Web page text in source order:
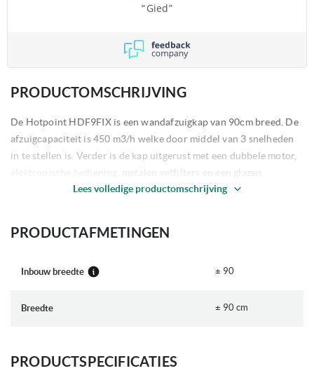
Gied
PRODUCTOMSCHRIJVING
De Hotpoint HDF9FIX is een wandafzuigkap van 90cm breed. De
afzuigcapaciteit is 450 m3/h welke door middel van 3 snelheden
in te stellen is. Verder is de kap uitgerust met een dubbele motor,
elektronische bediening, metalen vetfilters en een glazen
Lees volledige productomschrijving
PRODUCTAFMETINGEN
Inbouw breedte ± 90
Breedte ± 90 cm
PRODUCTSPECIFICATIES